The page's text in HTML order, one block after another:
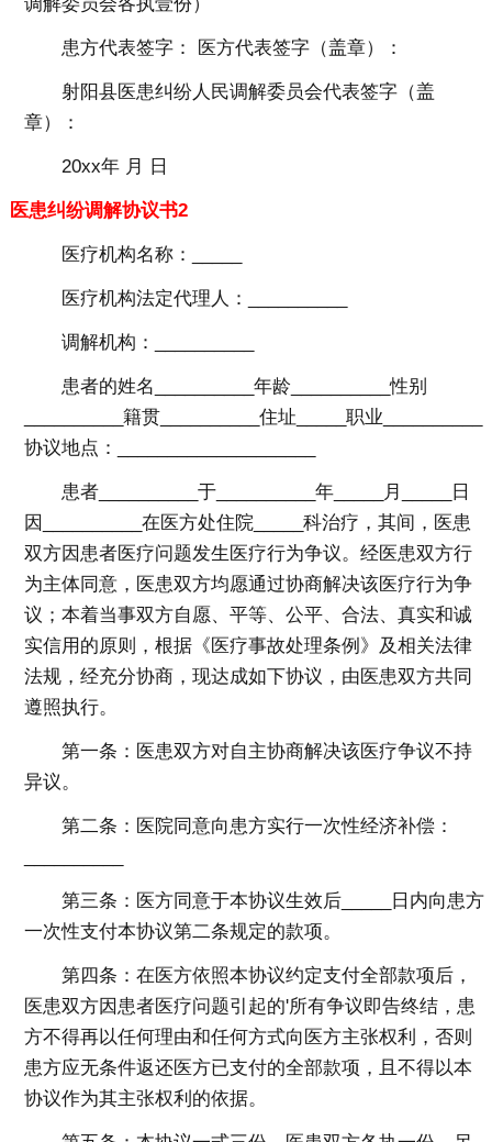
患方代表签字： 医方代表签字（盖章）：
射阳县医患纠纷人民调解委员会代表签字（盖
章）：
20xx年 月 日
医患纠纷调解协议书2
医疗机构名称：_____
医疗机构法定代理人：__________
调解机构：__________
患者的姓名__________年龄__________性别
__________籍贯__________住址_____职业__________
协议地点：____________________
患者__________于__________年_____月_____日
因__________在医方处住院_____科治疗，其间，医患
双方因患者医疗问题发生医疗行为争议。经医患双方行
为主体同意，医患双方均愿通过协商解决该医疗行为争
议；本着当事双方自愿、平等、公平、合法、真实和诚
实信用的原则，根据《医疗事故处理条例》及相关法律
法规，经充分协商，现达成如下协议，由医患双方共同
遵照执行。
第一条：医患双方对自主协商解决该医疗争议不持
异议。
第二条：医院同意向患方实行一次性经济补偿：
第三条：医方同意于本协议生效后_____日内向患方
一次性支付本协议第二条规定的款项。
第四条：在医方依照本协议约定支付全部款项后，
医患双方因患者医疗问题引起的'所有争议即告终结，患
方不得再以任何理由和任何方式向医方主张权利，否则
患方应无条件返还医方已支付的全部款项，且不得以本
协议作为其主张权利的依据。